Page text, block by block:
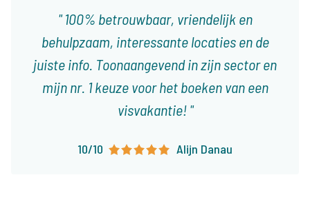
100% betrouwbaar, vriendelijk en
behulpzaam, interessante locaties en de
juiste info. Toonaangevend in zijn sector en
mijn nr. 1 keuze voor het boeken van een
visvakantie!
10/10 Alijn Danau